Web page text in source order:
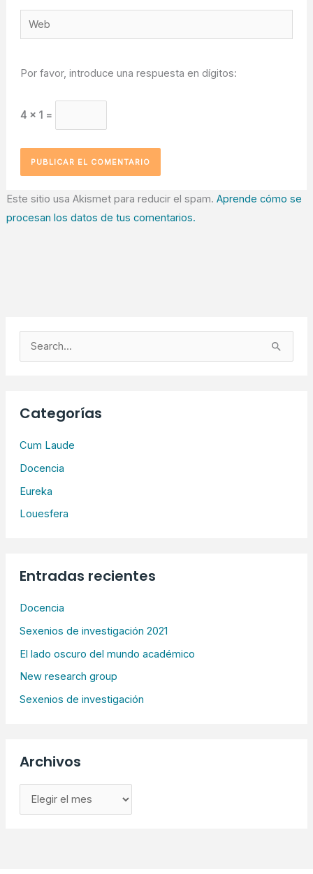
Web
Por favor, introduce una respuesta en dígitos:
4 × 1 =
Este sitio usa Akismet para reducir el spam. Aprende cómo se
procesan los datos de tus comentarios.
u
a
r
p
Categorías
Cum Laude
Docencia
Eureka
Louesfera
Entradas recientes
Docencia
Sexenios de investigación 2021
El lado oscuro del mundo académico
New research group
Sexenios de investigación
Archivos
r